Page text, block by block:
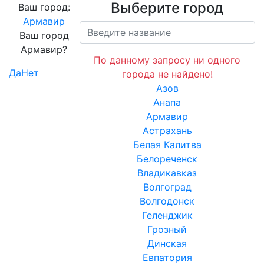
Ваш город:
Армавир
Ваш город
Армавир?
ДаНет
Выберите город
По данному запросу ни одного
города не найдено!
Азов
Анапа
Армавир
Астрахань
Белая Калитва
Белореченск
Владикавказ
Волгоград
Волгодонск
Геленджик
Грозный
Динская
Евпатория